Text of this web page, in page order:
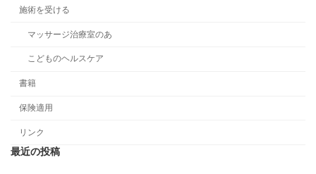
施術を受ける
マッサージ治療室のあ
こどものヘルスケア
書籍
保険適用
リンク
最近の投稿